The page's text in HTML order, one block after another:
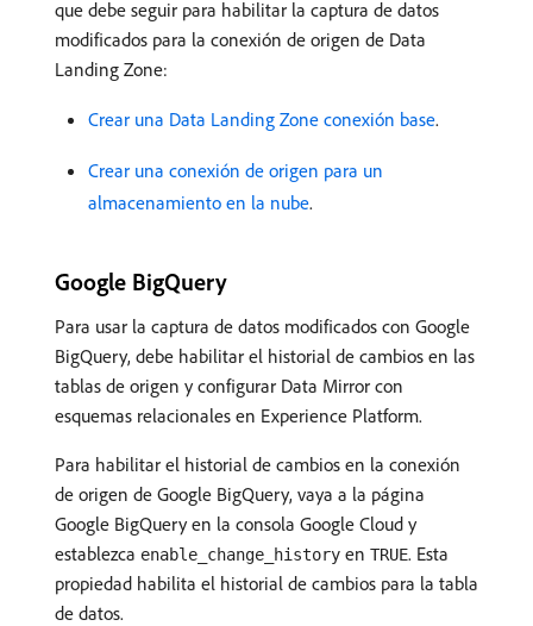
que debe seguir para habilitar la captura de datos
modificados para la conexión de origen de Data
Landing Zone:
Crear una Data Landing Zone conexión base.
Crear una conexión de origen para un
almacenamiento en la nube.
Google BigQuery
Para usar la captura de datos modificados con Google
BigQuery, debe habilitar el historial de cambios en las
tablas de origen y configurar Data Mirror con
esquemas relacionales en Experience Platform.
Para habilitar el historial de cambios en la conexión
de origen de Google BigQuery, vaya a la página
Google BigQuery en la consola Google Cloud y
establezca enable_change_history en TRUE. Esta
propiedad habilita el historial de cambios para la tabla
de datos.